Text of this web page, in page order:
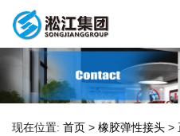
现在位置: 首页 > 橡胶弹性接头 >